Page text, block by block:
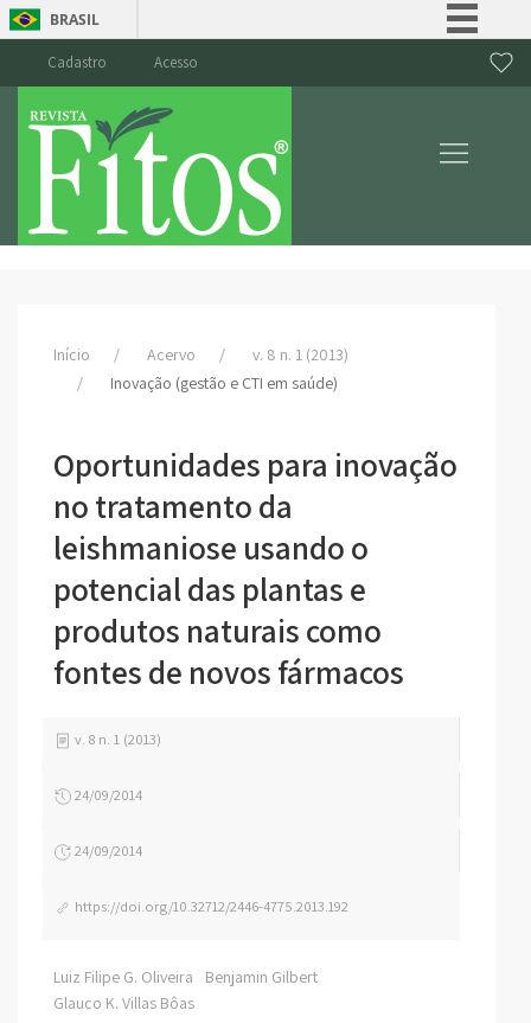
BRASIL
Canais
Cadastro Acesso
Início Acervo
v. 8 n. 1 (2013)
Inovação (gestão e CTI em saúde)
Oportunidades para inovação
no tratamento da
leishmaniose usando o
potencial das plantas e
produtos naturais como
fontes de novos fármacos
v. 8 n. 1 (2013)
24/09/2014
24/09/2014
https://doi.org/10.32712/2446-4775.2013.192
Luiz Filipe G. Oliveira
Benjamin Gilbert
Glauco K. Villas Bôas